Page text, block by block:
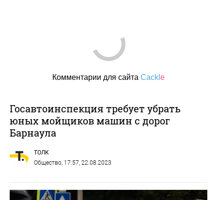
Комментарии для сайта Cackl e
Госавтоинспекция требует убрать
юных мойщиков машин с дорог
Барнаула
ТОЛК
Общество, 17:57, 22.08.2023